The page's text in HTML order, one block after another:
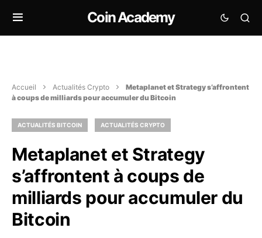
Coin Academy
Accueil Actualités Crypto
Metaplanet et Strategy s’affrontent
à coups de milliards pour accumuler du Bitcoin
ACTUALITÉS BITCOIN ACTUALITÉS CRYPTO
Metaplanet et Strategy
s’affrontent à coups de
milliards pour accumuler du
Bitcoin